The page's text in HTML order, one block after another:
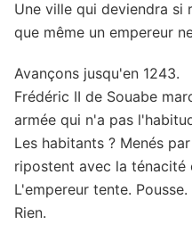
Une ville qui deviendra si
que même un empereur
Avançons jusqu'en 1243.
Frédéric II de Souabe
armée qui n'a pas
Les habitants ? Menés
ripostent avec la ténacité
L'empereur tente. Pousse.
Rien.